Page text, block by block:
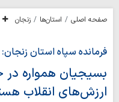
صفحه اصلی استان‌ها زنجان
فرمانده سپاه استان زنجان:
بسیجیان همواره
ارزش‌های انقلاب